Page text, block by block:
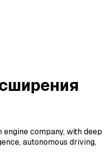
company, with deep
autonomous driving,